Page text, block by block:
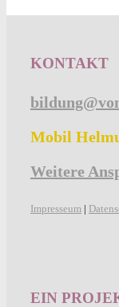
KONTAKT
Mobil
Weitere
Impresseum |
EIN